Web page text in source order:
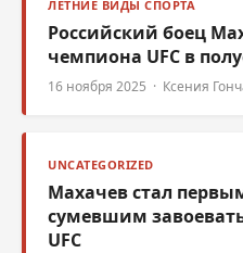
ЛЕТНИЕ ВИДЫ СПОРТА
Российский боец
чемпиона UFC в
16 ноября 2025 · Ксения
UNCATEGORIZED
Махачев стал
сумевшим
UFC